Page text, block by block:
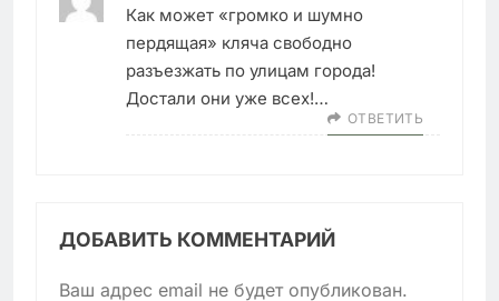
Как может «громко и шумно
пердящая» кляча свободно
разъезжать по улицам города!
Достали они уже всех!…
ОТВЕТИТЬ
ДОБАВИТЬ КОММЕНТАРИЙ
Ваш адрес email не будет опубликован.